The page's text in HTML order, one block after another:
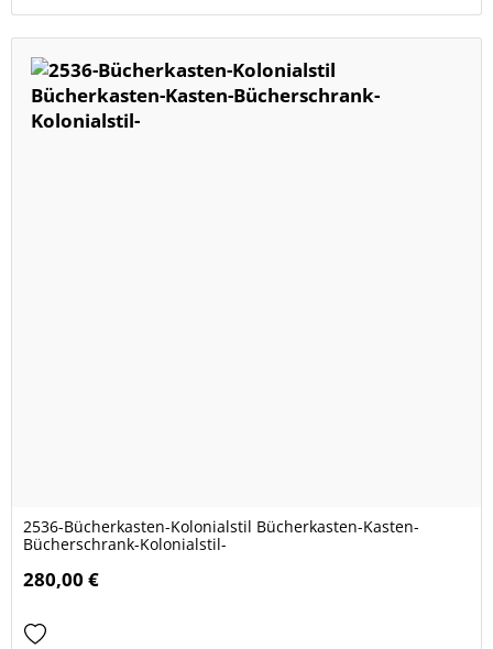
2536-Bücherkasten-Kolonialstil Bücherkasten-Kasten-
Bücherschrank-Kolonialstil-
280,00 €